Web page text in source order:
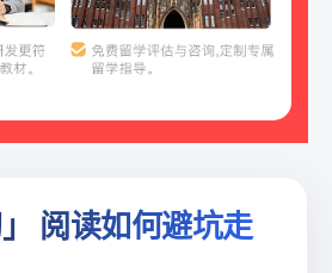
」 阅读如何避坑走